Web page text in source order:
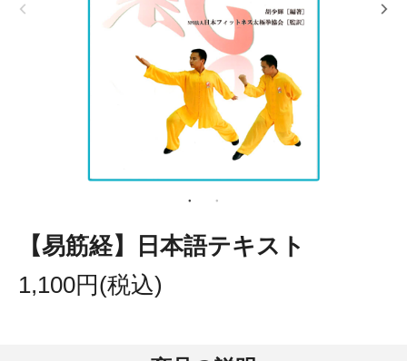
【易筋経】日本語テキスト
1,100円(税込)